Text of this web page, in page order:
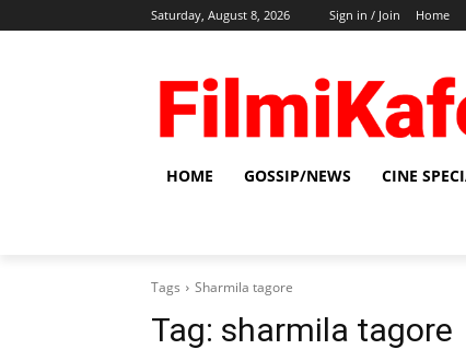
Saturday, August 8, 2026 Sign in / Join Home
HOME GOSSIP/NEWS CINE
Tags Sharmila tagore
Tag: sharmila tagore